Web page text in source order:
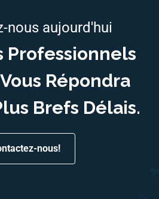
nous aujourd'hui
Professionnels
Répondra
Brefs Délais.
nous!